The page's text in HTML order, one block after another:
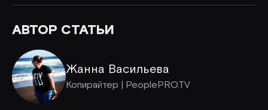
АВТОР СТАТЬИ
Жанна Васильева
Копирайтер | PeoplePRO.TV